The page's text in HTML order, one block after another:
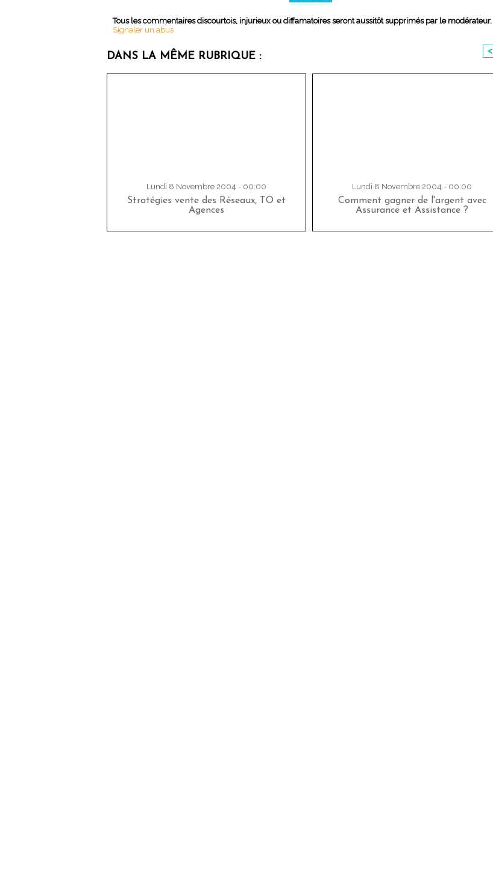
Tous les commentaires discourtois, injurieux ou diffamatoires seront aussitôt supprimés par le modérateur.
Signaler un abus
DANS LA MÊME RUBRIQUE : <
Lundi 8 Novembre 2004 - 00:00
Stratégies vente des Réseaux, TO et
Agences
Lundi 8 Novembre 2004 - 00:00
Comment gagner de l'argent avec
Assurance et Assistance ?